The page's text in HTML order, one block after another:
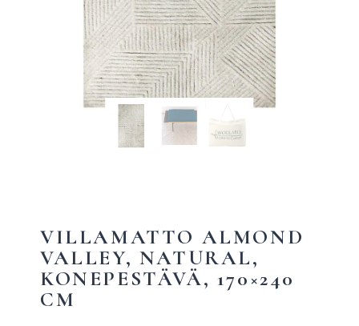
VILLAMATTO ALMOND
VALLEY, NATURAL,
KONEPESTÄVÄ, 170×240
CM